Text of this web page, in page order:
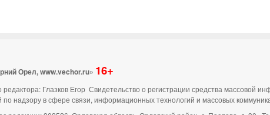
Орел, www.vechor.ru» 16+
редактора: Глазков Егор Свидетельство о регистрации средства массовой
надзору в сфере связи, информационных технологий и массовых